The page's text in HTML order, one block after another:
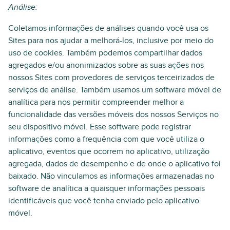
Análise:
Coletamos informações de análises quando você usa os
Sites para nos ajudar a melhorá-los, inclusive por meio do
uso de cookies. Também podemos compartilhar dados
agregados e/ou anonimizados sobre as suas ações nos
nossos Sites com provedores de serviços terceirizados de
serviços de análise. Também usamos um software móvel de
analítica para nos permitir compreender melhor a
funcionalidade das versões móveis dos nossos Serviços no
seu dispositivo móvel. Esse software pode registrar
informações como a frequência com que você utiliza o
aplicativo, eventos que ocorrem no aplicativo, utilização
agregada, dados de desempenho e de onde o aplicativo foi
baixado. Não vinculamos as informações armazenadas no
software de analítica a quaisquer informações pessoais
identificáveis que você tenha enviado pelo aplicativo
móvel.